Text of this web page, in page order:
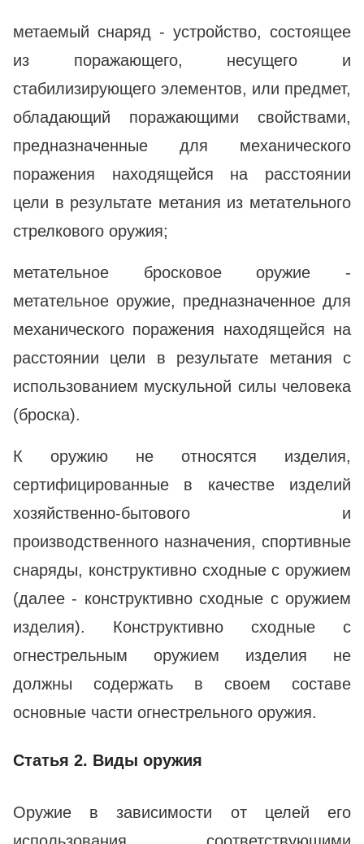
метаемый снаряд - устройство, состоящее
из поражающего, несущего и
стабилизирующего элементов, или предмет,
обладающий поражающими свойствами,
предназначенные для механического
поражения находящейся на расстоянии
цели в результате метания из метательного
стрелкового оружия;
метательное бросковое оружие -
метательное оружие, предназначенное для
механического поражения находящейся на
расстоянии цели в результате метания с
использованием мускульной силы человека
(броска).
К оружию не относятся изделия,
сертифицированные в качестве изделий
хозяйственно-бытового и
производственного назначения, спортивные
снаряды, конструктивно сходные с оружием
(далее - конструктивно сходные с оружием
изделия). Конструктивно сходные с
огнестрельным оружием изделия не
должны содержать в своем составе
основные части огнестрельного оружия.
Статья 2. Виды оружия
Оружие в зависимости от целей его
использования соответствующими